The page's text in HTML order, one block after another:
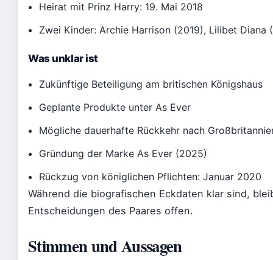
Heirat mit Prinz Harry: 19. Mai 2018
Zwei Kinder: Archie Harrison (2019), Lilibet Diana
Was unklar ist
Zukünftige Beteiligung am britischen Königshaus
Geplante Produkte unter As Ever
Mögliche dauerhafte Rückkehr nach
Gründung der Marke As Ever (2025)
Rückzug von königlichen Pflichten: Januar 2020
Während die biografischen Eckdaten klar sind,
Entscheidungen des Paares offen.
Stimmen und Aussagen